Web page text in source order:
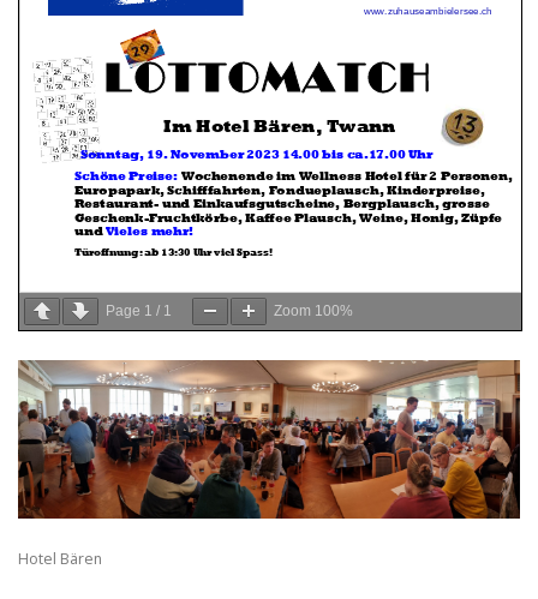
Page 1 / 1 Zoom 100%
Hotel Bären